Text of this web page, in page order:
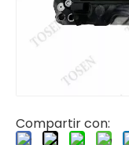
Compartir con: